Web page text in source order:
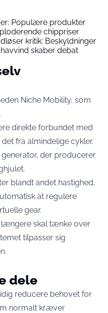
Populære produkter
chippriser
kritik: Beskyldninger
skaber debat
Niche Mobility, som
direkte forbundet med
fra almindelige cykler.
der producerer
blandt andet hastighed,
at regulere
gear.
længere skal tænke over
tilpasser sig
dele
reducere behovet for
normalt kræver